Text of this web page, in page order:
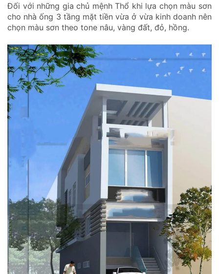
Đối với những gia chủ mệnh Thổ khi lựa chọn màu sơn
cho nhà ống 3 tầng mặt tiền vừa ở vừa kinh doanh nên
chọn màu sơn theo tone nâu, vàng đất, đỏ, hồng.